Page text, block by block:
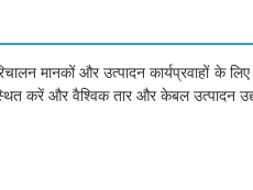
मानकों और उत्पादन कार्यप्रवाहों
करें और वैश्विक तार और केबल उत्पादन